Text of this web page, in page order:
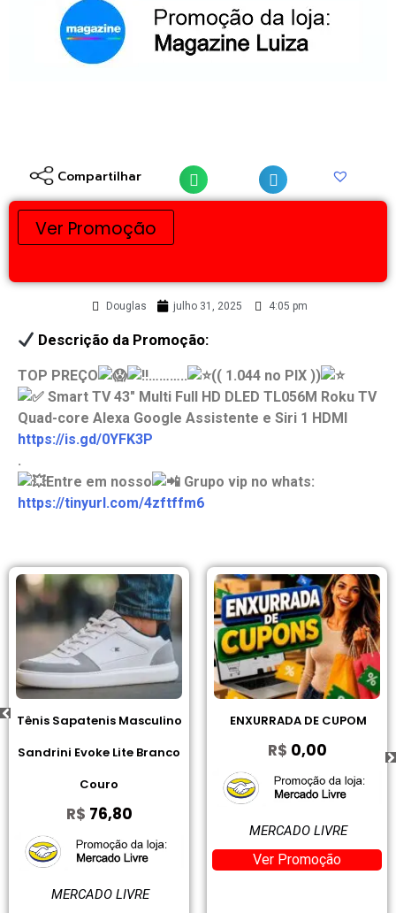
Compartilhar
Ver Promoção
Douglas julho 31, 2025 4:05 pm
Descrição da Promoção:
TOP PREÇO ………..
(( 1.044 no PIX ))
Smart TV 43″ Multi Full HD DLED TL056M Roku TV
Quad-core Alexa Google Assistente e Siri 1 HDMI
https://is.gd/0YFK3P
.
Entre em nosso
Grupo vip no whats:
https://tinyurl.com/4zftffm6
Tênis Sapatenis Masculino
Sandrini Evoke Lite Branco
Couro
R$ 76,80
MERCADO LIVRE
ENXURRADA DE CUPOM
R$ 0,00
Ver Promoção
MERCADO LIVRE